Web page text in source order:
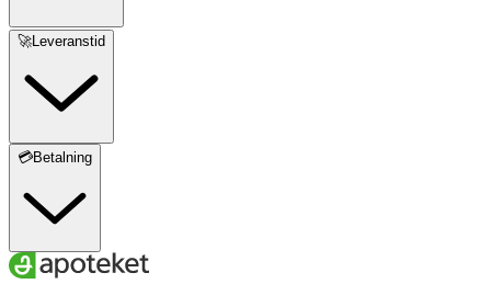
🚀Leveranstid
💳Betalning